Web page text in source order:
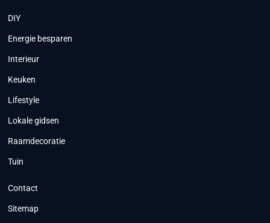
DIY
Energie besparen
Interieur
Keuken
Lifestyle
Lokale gidsen
Raamdecoratie
Tuin
Contact
Sitemap